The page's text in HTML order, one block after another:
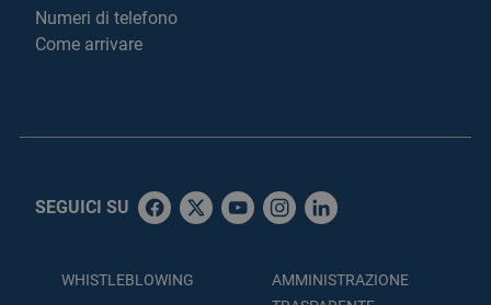
Numeri di telefono
Come arrivare
SEGUICI SU
WHISTLEBLOWING
AMMINISTRAZIONE